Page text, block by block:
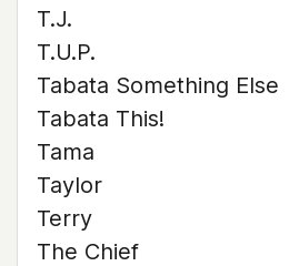
T.J.
T.U.P.
Tabata Something Else
Tabata This!
Tama
Taylor
Terry
The Chief